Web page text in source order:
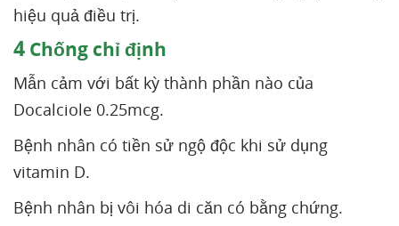
hiệu quả điều trị.
4 Chống chỉ định
Mẫn cảm với bất kỳ thành phần nào của
Docalciole 0.25mcg.
Bệnh nhân có tiền sử ngộ độc khi sử dụng
vitamin D.
Bệnh nhân bị vôi hóa di căn có bằng chứng.